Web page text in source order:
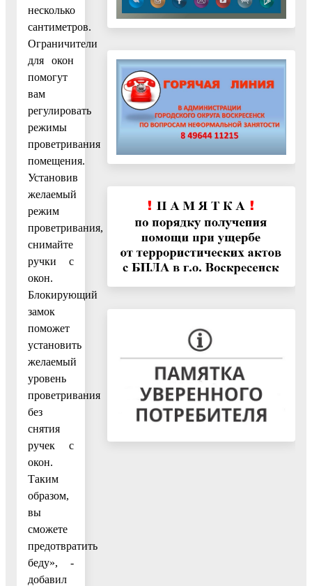
несколько
сантиметров.
Ограничители
для окон
помогут
вам
регулировать
режимы
проветривания
помещения.
Установив
желаемый
режим
проветривания,
снимайте
ручки с
окон.
Блокирующий
замок
поможет
установить
желаемый
уровень
проветривания
без
снятия
ручек с
окон.
Таким
образом,
вы
сможете
предотвратить
беду», -
добавил